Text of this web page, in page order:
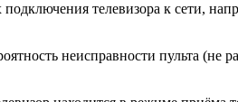
подключения телевизора к сети,
неисправности пульта (не